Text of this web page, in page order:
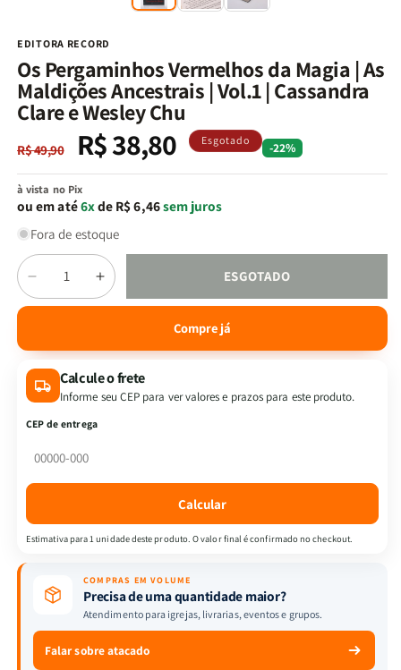
EDITORA RECORD
Os Pergaminhos Vermelhos da Magia | As
Maldições Ancestrais | Vol.1 | Cassandra
Clare e Wesley Chu
Preço
normal
R$ 49,90
Preço
promocional
R$ 38,80 Esgotado -22%
à vista no Pix
ou em até6xde R$ 6,46sem juros
Fora de estoque
Quantidade
Diminuir
a
Os
Pergaminhos
Vermelhos
|
|
Vol.1
Cassandra
Clare
Wesley
Chu
Aumentar
a
quantidade
Os
Pergaminhos
Vermelhos
|
Vol.1
Cassandra
Clare
e
Chu
ESGOTADO
Compre já
Calcule o frete
Informe seu CEP para ver valores e prazos para este produto.
CEP de entrega
Calcular
Estimativa para 1 unidade deste produto. O valor final é confirmado no checkout.
COMPRAS EM VOLUME
Precisa de uma quantidade maior?
Atendimento para igrejas, livrarias, eventos e grupos.
Falar sobre atacado